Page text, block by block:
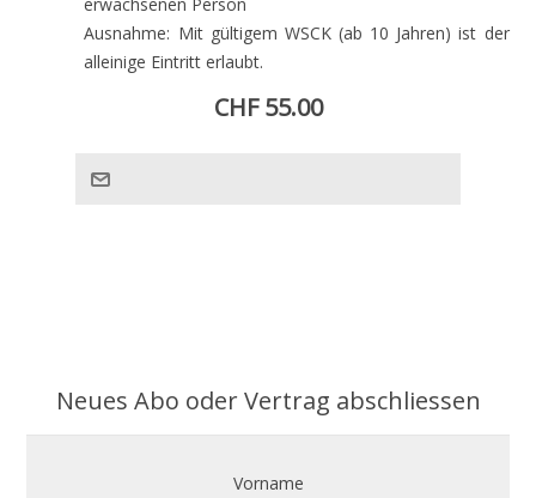
Ausnahme: Mit gültigem WSCK (ab 10 Jahren) ist der
alleinige Eintritt erlaubt.
CHF 55.00
Neues Abo oder Vertrag abschliessen
Vorname